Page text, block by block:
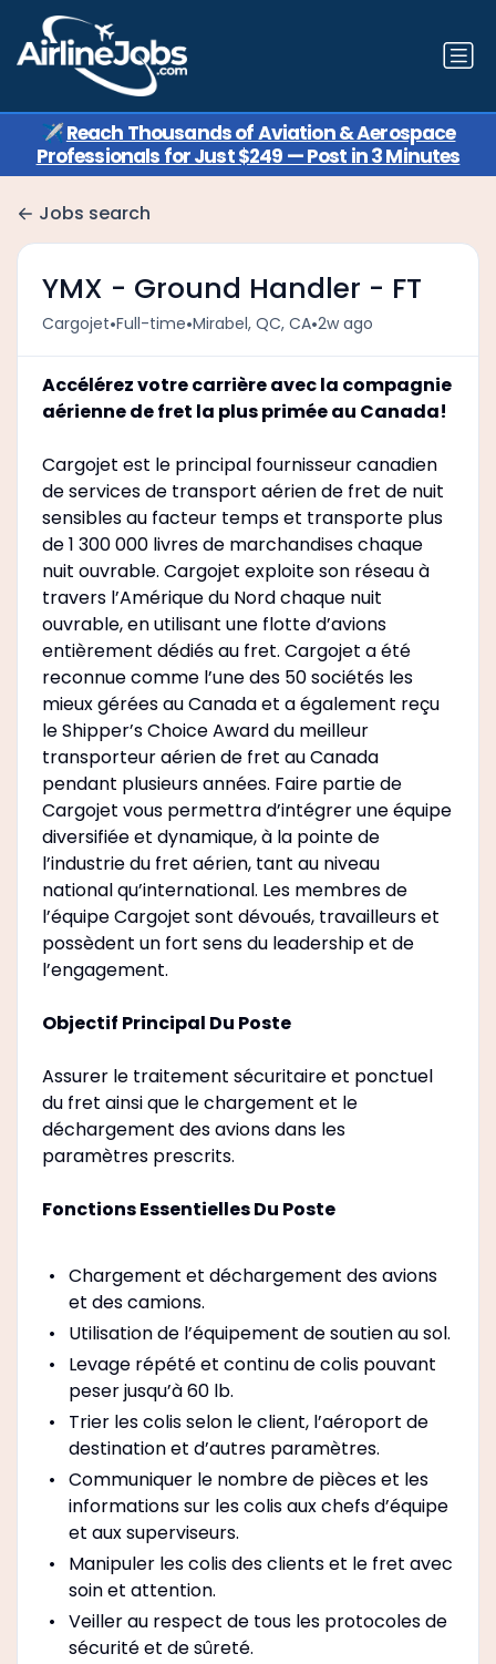
✈️Reach Thousands of Aviation & Aerospace
Professionals for Just $249 — Post in 3 Minutes
Jobs search
YMX - Ground Handler - FT
Cargojet•Full-time•Mirabel, QC, CA•2w ago
Accélérez votre carrière avec la compagnie
aérienne de fret la plus primée au Canada!
Cargojet est le principal fournisseur canadien
de services de transport aérien de fret de nuit
sensibles au facteur temps et transporte plus
de 1 300 000 livres de marchandises chaque
nuit ouvrable. Cargojet exploite son réseau à
travers l’Amérique du Nord chaque nuit
ouvrable, en utilisant une flotte d’avions
entièrement dédiés au fret. Cargojet a été
reconnue comme l’une des 50 sociétés les
mieux gérées au Canada et a également reçu
le Shipper’s Choice Award du meilleur
transporteur aérien de fret au Canada
pendant plusieurs années. Faire partie de
Cargojet vous permettra d’intégrer une équipe
diversifiée et dynamique, à la pointe de
l’industrie du fret aérien, tant au niveau
national qu’international. Les membres de
l’équipe Cargojet sont dévoués, travailleurs et
possèdent un fort sens du leadership et de
l’engagement.
Objectif Principal Du Poste
Assurer le traitement sécuritaire et ponctuel
du fret ainsi que le chargement et le
déchargement des avions dans les
paramètres prescrits.
Fonctions Essentielles Du Poste
Chargement et déchargement des avions
et des camions.
Utilisation de l’équipement de soutien au sol.
Levage répété et continu de colis pouvant
peser jusqu’à 60 lb.
Trier les colis selon le client, l’aéroport de
destination et d’autres paramètres.
Communiquer le nombre de pièces et les
informations sur les colis aux chefs d’équipe
et aux superviseurs.
Manipuler les colis des clients et le fret avec
soin et attention.
Veiller au respect de tous les protocoles de
sécurité et de sûreté.